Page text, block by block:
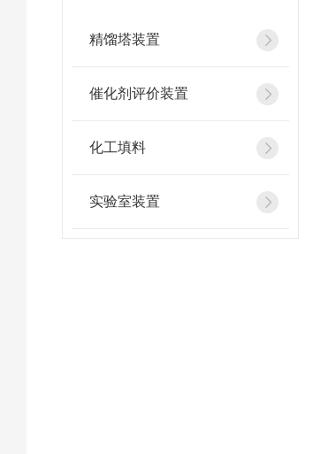
精馏塔装置
催化剂评价装置
化工填料
实验室装置